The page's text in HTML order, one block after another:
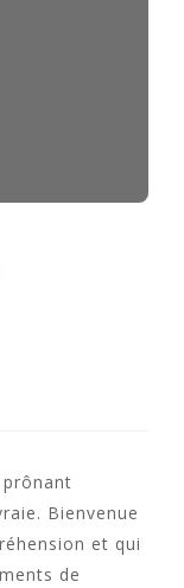
Bienvenue
et qui
de